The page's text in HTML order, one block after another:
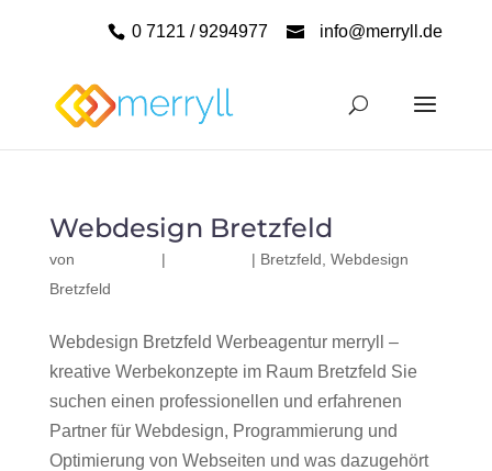
0 7121 / 9294977 info@merryll.de
Webdesign Bretzfeld
von | | Bretzfeld Webdesign
Bretzfeld
Webdesign Bretzfeld Werbeagentur merryll –
kreative Werbekonzepte im Raum Bretzfeld Sie
suchen einen professionellen und erfahrenen
Partner für Webdesign, Programmierung und
Optimierung von Webseiten und was dazugehört